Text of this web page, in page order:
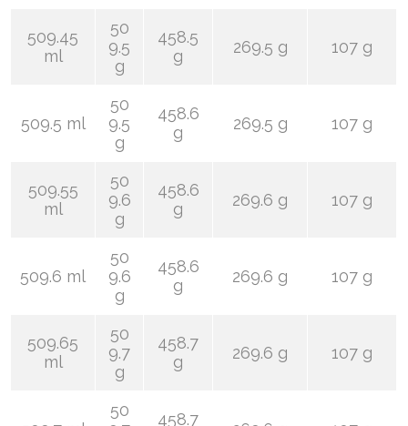
509.45
ml
50
9.5
g
458.5
g
269.5 g 107 g
509.5 ml
50
9.5
g
458.6
g
269.5 g 107 g
509.55
ml
50
9.6
g
458.6
g
269.6 g 107 g
509.6 ml
50
9.6
g
458.6
g
269.6 g 107 g
509.65
ml
50
9.7
g
458.7
g
269.6 g 107 g
50
458.7